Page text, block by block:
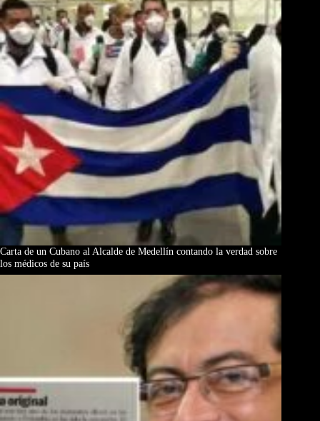
Carta de un Cubano al Alcalde de Medellín contando la verdad sobre
los médicos de su país